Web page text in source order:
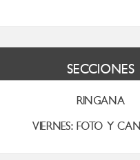
SECCIONES
RINGANA
VIERNES: FOTO Y